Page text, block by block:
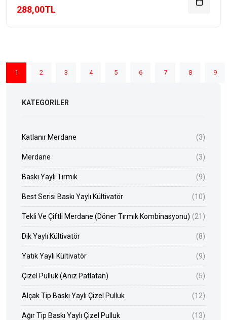
288,00TL
1 2 3 4 5 6 7 8 9
KATEGORILER
Katlanır Merdane (3)
Merdane (3)
Baskı Yaylı Tırmık (9)
Best Serisi Baskı Yaylı Kültivatör (10)
Tekli Ve Çiftli Merdane (Döner Tırmık Kombinasyonu) (21)
Dik Yaylı Kültivatör (8)
Yatık Yaylı Kültivatör (9)
Çizel Pulluk (Anız Patlatan) (5)
Alçak Tip Baskı Yaylı Çizel Pulluk (12)
Ağır Tip Baskı Yaylı Çizel Pulluk (13)